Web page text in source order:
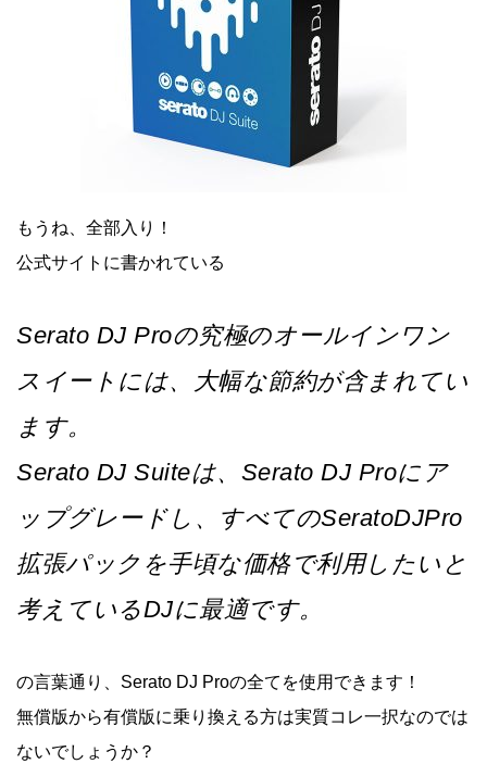
もうね、全部入り！
公式サイトに書かれている
Serato DJ Proの究極のオールインワン
スイートには、大幅な節約が含まれてい
ます。
Serato DJ Suiteは、Serato DJ Proにア
ップグレードし、すべてのSeratoDJPro
拡張パックを手頃な価格で利用したいと
考えているDJに最適です。
の言葉通り、Serato DJ Proの全てを使用できます！
無償版から有償版に乗り換える方は実質コレ一択なのでは
ないでしょうか？